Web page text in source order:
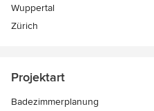
Wuppertal
Zürich
Projektart
Badezimmerplanung